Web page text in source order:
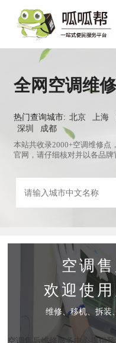
全网空调维
热门查询城市: 北京 上海
深圳
成都
本站共收录2000+空调维修点
官网，请仔细核对并以各品
空调
欢迎使
维修、移机、拆装
空调售后维修服务中心提供